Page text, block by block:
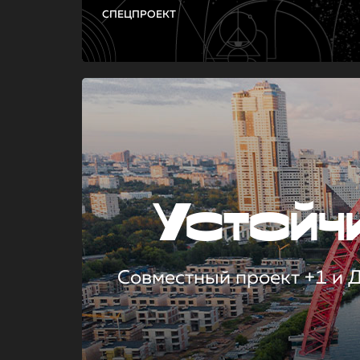
СПЕЦПРОЕКТ
Совместный проект +1 и